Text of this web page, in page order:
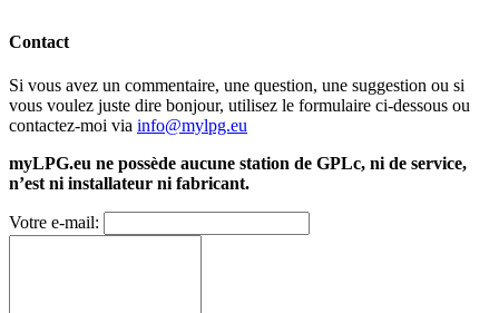
Contact
Si vous avez un commentaire, une question, une suggestion ou si
vous voulez juste dire bonjour, utilisez le formulaire ci-dessous ou
contactez-moi via info@mylpg.eu
myLPG.eu ne possède aucune station de GPLc, ni de service,
n’est ni installateur ni fabricant.
Votre e-mail: